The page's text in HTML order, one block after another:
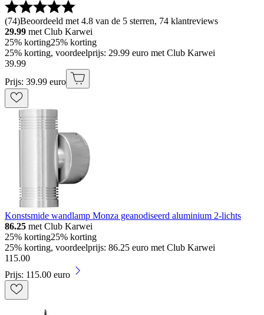
(74)Beoordeeld met 4.8 van de 5 sterren, 74 klantreviews
29.99 met Club Karwei
25% korting25% korting
25% korting, voordeelprijs: 29.99 euro met Club Karwei
39.99
Prijs: 39.99 euro
Konstsmide wandlamp Monza geanodiseerd aluminium 2-lichts
86.25 met Club Karwei
25% korting25% korting
25% korting, voordeelprijs: 86.25 euro met Club Karwei
115.00
Prijs: 115.00 euro